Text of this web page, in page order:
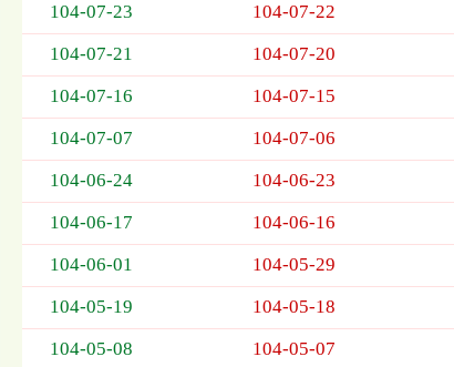
期、
標
104-07-23 104-07-22
104-07-21 104-07-20
104-07-16 104-07-15
104-07-07 104-07-06
104-06-24 104-06-23
104-06-17 104-06-16
104-06-01 104-05-29
104-05-19 104-05-18
104-05-08 104-05-07